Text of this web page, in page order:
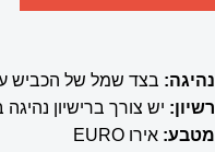
נהיגה: בצד שמל של הכביש
רשיון: יש צורך ברישיון נהיגה
מטבע: אירו EURO